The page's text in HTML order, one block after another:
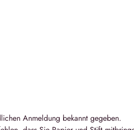
Anmeldung bekannt gegeben.